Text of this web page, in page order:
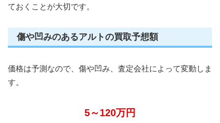
ておくことが大切です。
傷や凹みのあるアルトの買取予想額
価格は予測なので、傷や凹み、査定会社によって変動しま
す。
5～120万円